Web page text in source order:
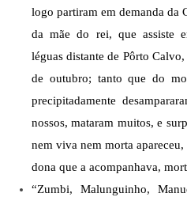
logo partiram em demanda da
da mãe do rei, que assiste
léguas distante de Pôrto
de outubro; tanto que do
precipitadamente
nossos, mataram muitos, e
nem viva nem morta apareceu,
dona que a acompanhava,
“Zumbi, Malunguinho,